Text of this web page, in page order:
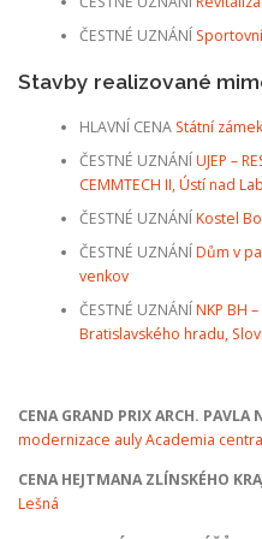
ČESTNÉ UZNÁNÍ
Stavby realizované
HLAVNÍ CENA Státní
ČESTNÉ UZNÁNÍ UJEP –
CEMMTECH II, Ústí nad
ČESTNÉ UZNÁNÍ Kostel
ČESTNÉ UZNÁNÍ Dům v
venkov
ČESTNÉ UZNÁNÍ NKP BH
Bratislavského hradu,
CENA GRAND PRIX ARCH. PAVLA
modernizace auly Academia
CENA HEJTMANA ZLÍNSKÉHO
Lešná